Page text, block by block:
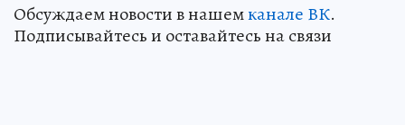
Обсуждаем новости в нашемканале ВК.
Подписывайтесь и оставайтесь на связи